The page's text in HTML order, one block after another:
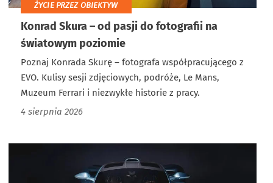
ŻYCIE PRZEZ OBIEKTYW
Konrad Skura – od pasji do fotografii na
światowym poziomie
Poznaj Konrada Skurę – fotografa współpracującego z
EVO. Kulisy sesji zdjęciowych, podróże, Le Mans,
Muzeum Ferrari i niezwykłe historie z pracy.
4 sierpnia 2026